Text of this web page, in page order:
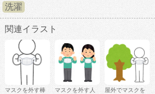
洗濯
関連イラスト
マスクを外す棒
マスクを外す人
屋外でマスクを